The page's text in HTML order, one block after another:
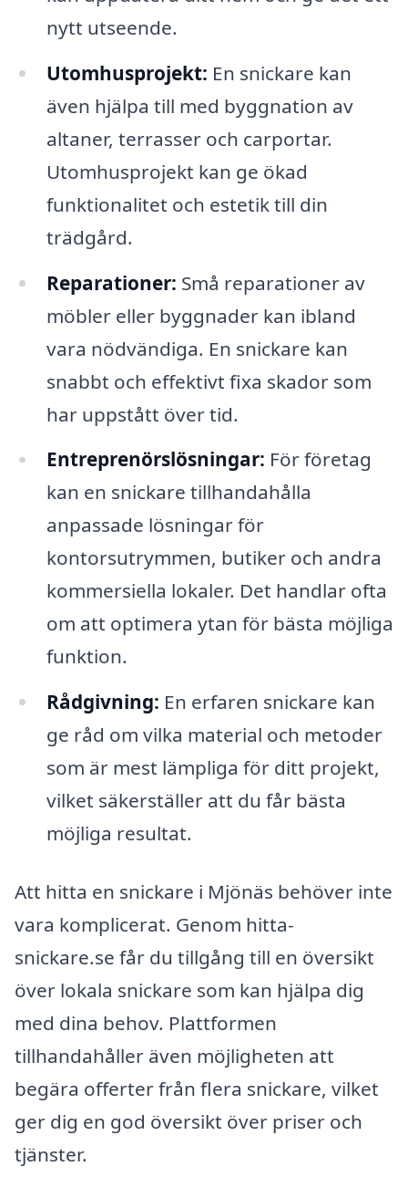
nytt utseende.
Utomhusprojekt: En snickare kan
även hjälpa till med byggnation av
altaner, terrasser och carportar.
Utomhusprojekt kan ge ökad
funktionalitet och estetik till din
trädgård.
Reparationer: Små reparationer av
möbler eller byggnader kan ibland
vara nödvändiga. En snickare kan
snabbt och effektivt fixa skador som
har uppstått över tid.
Entreprenörslösningar: För företag
kan en snickare tillhandahålla
anpassade lösningar för
kontorsutrymmen, butiker och andra
kommersiella lokaler. Det handlar ofta
om att optimera ytan för bästa möjliga
funktion.
Rådgivning: En erfaren snickare kan
ge råd om vilka material och metoder
som är mest lämpliga för ditt projekt,
vilket säkerställer att du får bästa
möjliga resultat.
Att hitta en snickare i Mjönäs behöver inte
vara komplicerat. Genom hitta-
snickare.se får du tillgång till en översikt
över lokala snickare som kan hjälpa dig
med dina behov. Plattformen
tillhandahåller även möjligheten att
begära offerter från flera snickare, vilket
ger dig en god översikt över priser och
tjänster.